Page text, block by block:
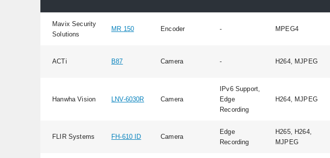
Mavix Security
Solutions
MR 150 Encoder - MPEG4
ACTi B87 Camera - H264, MJPEG
Hanwha Vision LNV-6030R Camera
IPv6 Support,
Edge
Recording
H264, MJPEG
FLIR Systems FH-610 ID Camera
Edge
Recording
H265, H264,
MJPEG